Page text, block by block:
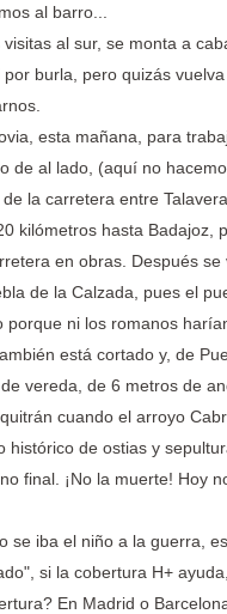
al barro...
al sur, se monta a
burla, pero quizás
esta mañana, para
de al lado, (aquí no
la carretera entre
kilómetros hasta Badajoz,
en obras. Después se
de la Calzada, pues el
porque ni los romanos
está cortado y, de
vereda, de 6 metros de
cuando el arroyo
histórico de ostias y
final. ¡No la muerte! Hoy
se iba el niño a la guerra,
si la cobertura H+
En Madrid o